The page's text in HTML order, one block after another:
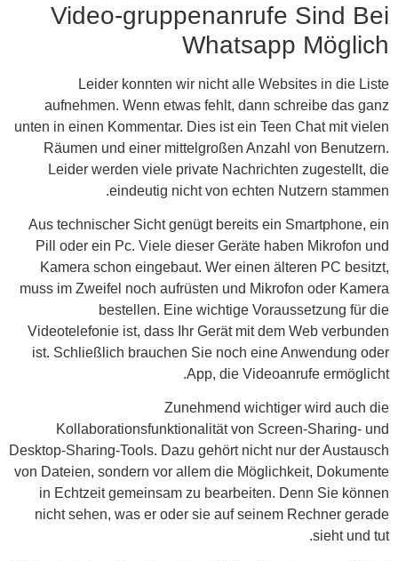
Video-gruppenanrufe Sind Bei
Whatsapp Möglich
Leider konnten wir nicht alle Websites in die Liste
aufnehmen. Wenn etwas fehlt, dann schreibe das ganz
unten in einen Kommentar. Dies ist ein Teen Chat mit vielen
Räumen und einer mittelgroßen Anzahl von Benutzern.
Leider werden viele private Nachrichten zugestellt, die
eindeutig nicht von echten Nutzern stammen.
Aus technischer Sicht genügt bereits ein Smartphone, ein
Pill oder ein Pc. Viele dieser Geräte haben Mikrofon und
Kamera schon eingebaut. Wer einen älteren PC besitzt,
muss im Zweifel noch aufrüsten und Mikrofon oder Kamera
bestellen. Eine wichtige Voraussetzung für die
Videotelefonie ist, dass Ihr Gerät mit dem Web verbunden
ist. Schließlich brauchen Sie noch eine Anwendung oder
App, die Videoanrufe ermöglicht.
Zunehmend wichtiger wird auch die
Kollaborationsfunktionalität von Screen-Sharing- und
Desktop-Sharing-Tools. Dazu gehört nicht nur der Austausch
von Dateien, sondern vor allem die Möglichkeit, Dokumente
in Echtzeit gemeinsam zu bearbeiten. Denn Sie können
nicht sehen, was er oder sie auf seinem Rechner gerade
sieht und tut.